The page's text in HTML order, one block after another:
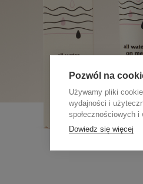
Pozwól na
Używamy pliki
wydajności i
społecznościowych
Dowiedz się więcej